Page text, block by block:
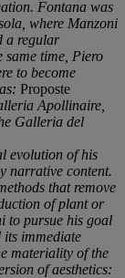
Fontana was
where Manzoni
a regular
same time, Piero
to become
Proposte
Apollinaire,
Galleria del
evolution of his
narrative content.
that remove
of plant or
to pursue his goal
immediate
materiality of the
of aesthetics: